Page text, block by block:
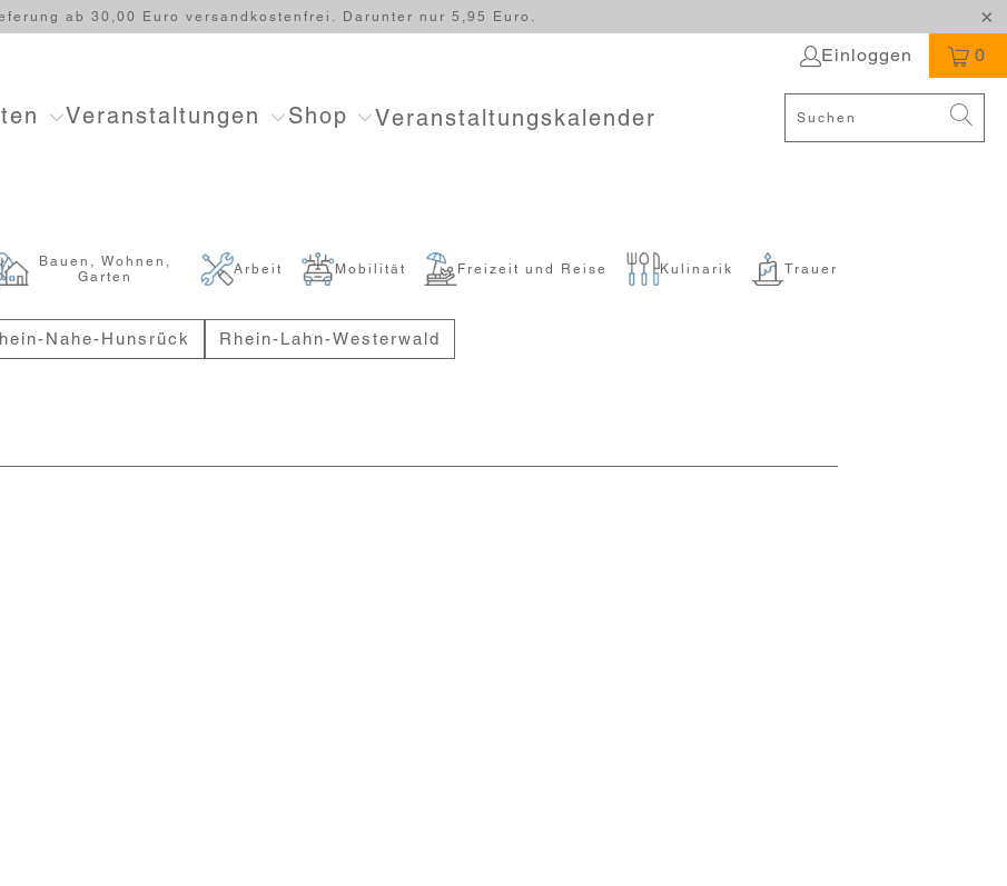
ab 30,00 Euro versandkostenfrei. Darunter nur 5,95 Euro.
Einloggen 0
Veranstaltungen Shop Veranstaltungskalender
Bauen, Wohnen,
Garten
Arbeit Mobilität Freizeit und Reise Kulinarik Trauer
Nahe-Hunsrück Rhein-Lahn-Westerwald